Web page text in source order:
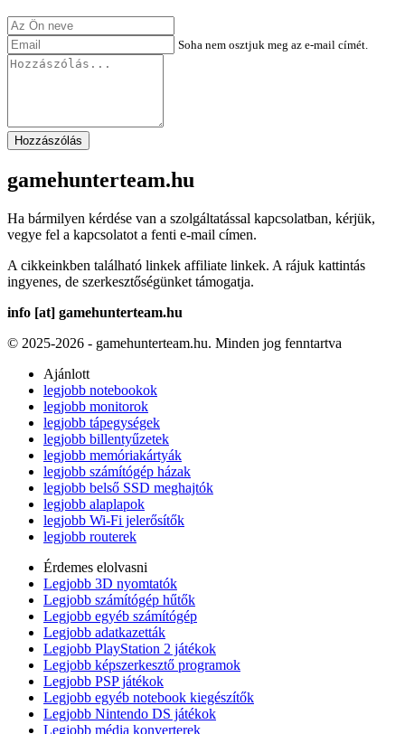
Soha nem osztjuk meg az e-mail címét.
Hozzászólás
gamehunterteam.hu
Ha bármilyen kérdése van a szolgáltatással kapcsolatban, kérjük,
vegye fel a kapcsolatot a fenti e-mail címen.
A cikkeinkben található linkek affiliate linkek. A rájuk kattintás
ingyenes, de szerkesztőségünket támogatja.
info [at] gamehunterteam.hu
© 2025-2026 - gamehunterteam.hu. Minden jog fenntartva
Ajánlott
legjobb notebookok
legjobb monitorok
legjobb tápegységek
legjobb billentyűzetek
legjobb memóriakártyák
legjobb számítógép házak
legjobb belső SSD meghajtók
legjobb alaplapok
legjobb Wi-Fi jelerősítők
legjobb routerek
Érdemes elolvasni
Legjobb 3D nyomtatók
Legjobb számítógép hűtők
Legjobb egyéb számítógép
Legjobb adatkazetták
Legjobb PlayStation 2 játékok
Legjobb képszerkesztő programok
Legjobb PSP játékok
Legjobb egyéb notebook kiegészítők
Legjobb Nintendo DS játékok
Legjobb média konverterek